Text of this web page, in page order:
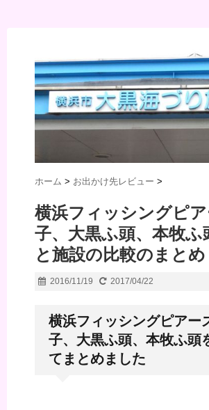
ホーム > お出かけ先レビュー >
横浜フィッシングピ
子、大黒ふ頭、本牧ふ
と施設の比較のまとめ
2016/11/19 2017/04/22
横浜フィッシングピアー
子、大黒ふ頭、本牧ふ頭
てまとめました